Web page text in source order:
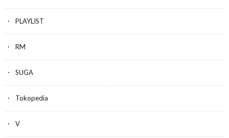
PLAYLIST
RM
SUGA
Tokopedia
V